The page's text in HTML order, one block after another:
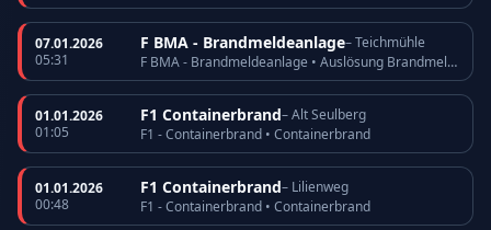
07.01.2026
05:31
F BMA - Brandmeldeanlage– Teichmühle
F BMA - Brandmeldeanlage • Auslösung Brandmeldeanlage
01.01.2026
01:05
F1 Containerbrand– Alt Seulberg
F1 - Containerbrand • Containerbrand
01.01.2026
00:48
F1 Containerbrand– Lilienweg
F1 - Containerbrand • Containerbrand